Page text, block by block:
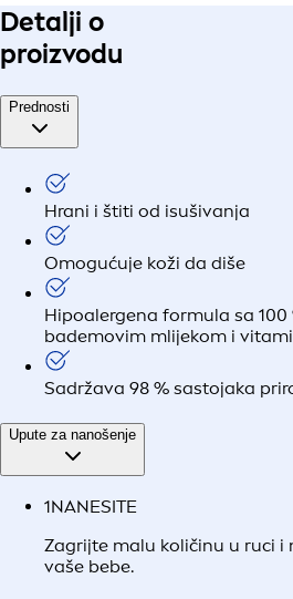
Detalji o
proizvodu
Prednosti
Hrani i štiti od isušivanja
Omogućuje koži da diše
Hipoalergena formula sa
bademovim mlijekom i
Sadržava 98 % sastojaka
Upute za nanošenje
1NANESITE
Zagrijte malu količinu u ruci i
vaše bebe.